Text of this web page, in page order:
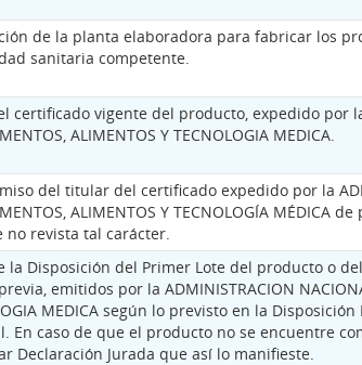
de la planta elaboradora para fabricar los
sanitaria competente.
certificado vigente del producto, expedido por la
ALIMENTOS Y TECNOLOGIA MEDICA.
del titular del certificado expedido por la
ALIMENTOS Y TECNOLOGÍA MÉDICA
no revista tal carácter.
la Disposición del Primer Lote del producto o
emitidos por la ADMINISTRACION
MEDICA según lo previsto en la
En caso de que el producto no se encuentre
Declaración Jurada que así lo manifieste.